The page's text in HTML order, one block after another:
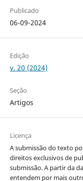
Publicado
06-09-2024
Edição
v. 20 (2024)
Seção
Artigos
Licença
A submissão do texto
direitos exclusivos de
submissão. A partir da
entendem por mais